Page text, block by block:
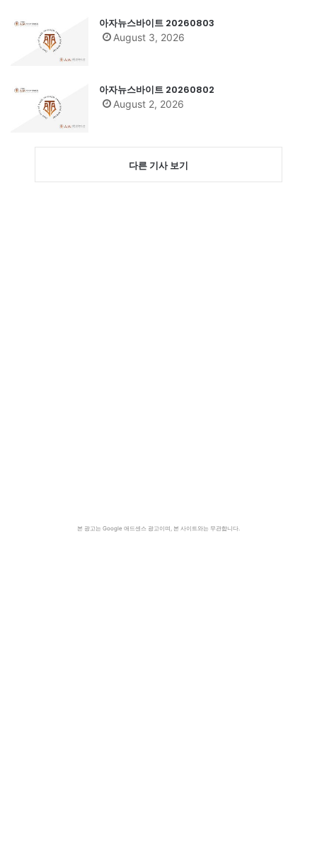
아자뉴스바이트 20260803
August 3, 2026
아자뉴스바이트 20260802
August 2, 2026
다른 기사 보기
본 광고는 Google 애드센스 광고이며, 본 사이트와는 무관합니다.